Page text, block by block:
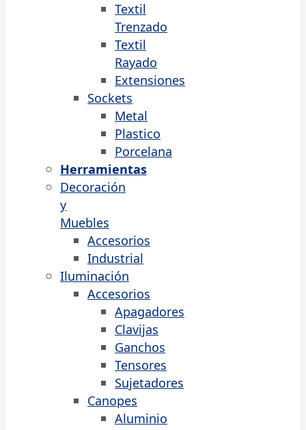
Textil
Trenzado
Textil
Rayado
Extensiones
Sockets
Metal
Plastico
Porcelana
Herramientas
Decoración
y
Muebles
Accesorios
Industrial
Iluminación
Accesorios
Apagadores
Clavijas
Ganchos
Tensores
Sujetadores
Canopes
Aluminio